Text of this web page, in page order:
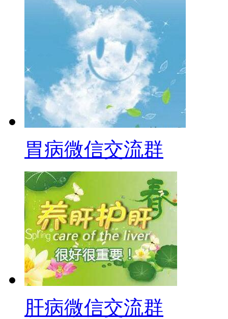
胃病微信交流群
肝病微信交流群